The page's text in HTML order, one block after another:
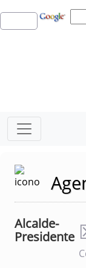
Alcalde-
Presidente